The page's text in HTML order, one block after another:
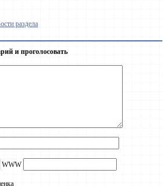
раздела
и проголосовать
WWW